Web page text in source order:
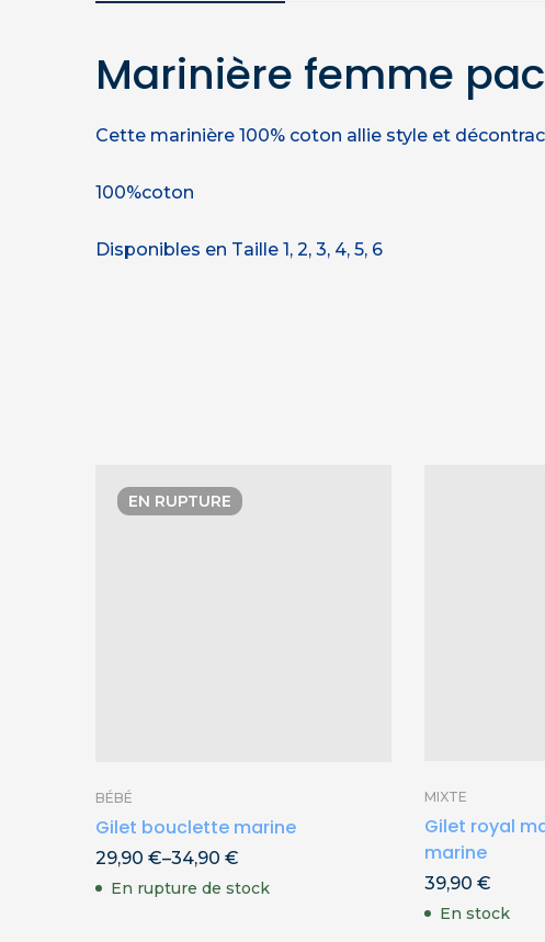
Marinière femme
Cette marinière 100% coton allie style et
100%coton
Disponibles en Taille 1, 2, 3, 4, 5, 6
EN RUPTURE
BÉBÉ
Gilet bouclette marine
29,90 €–34,90 €
En rupture de stock
MIXTE
Gilet royal
marine
39,90 €
En stock